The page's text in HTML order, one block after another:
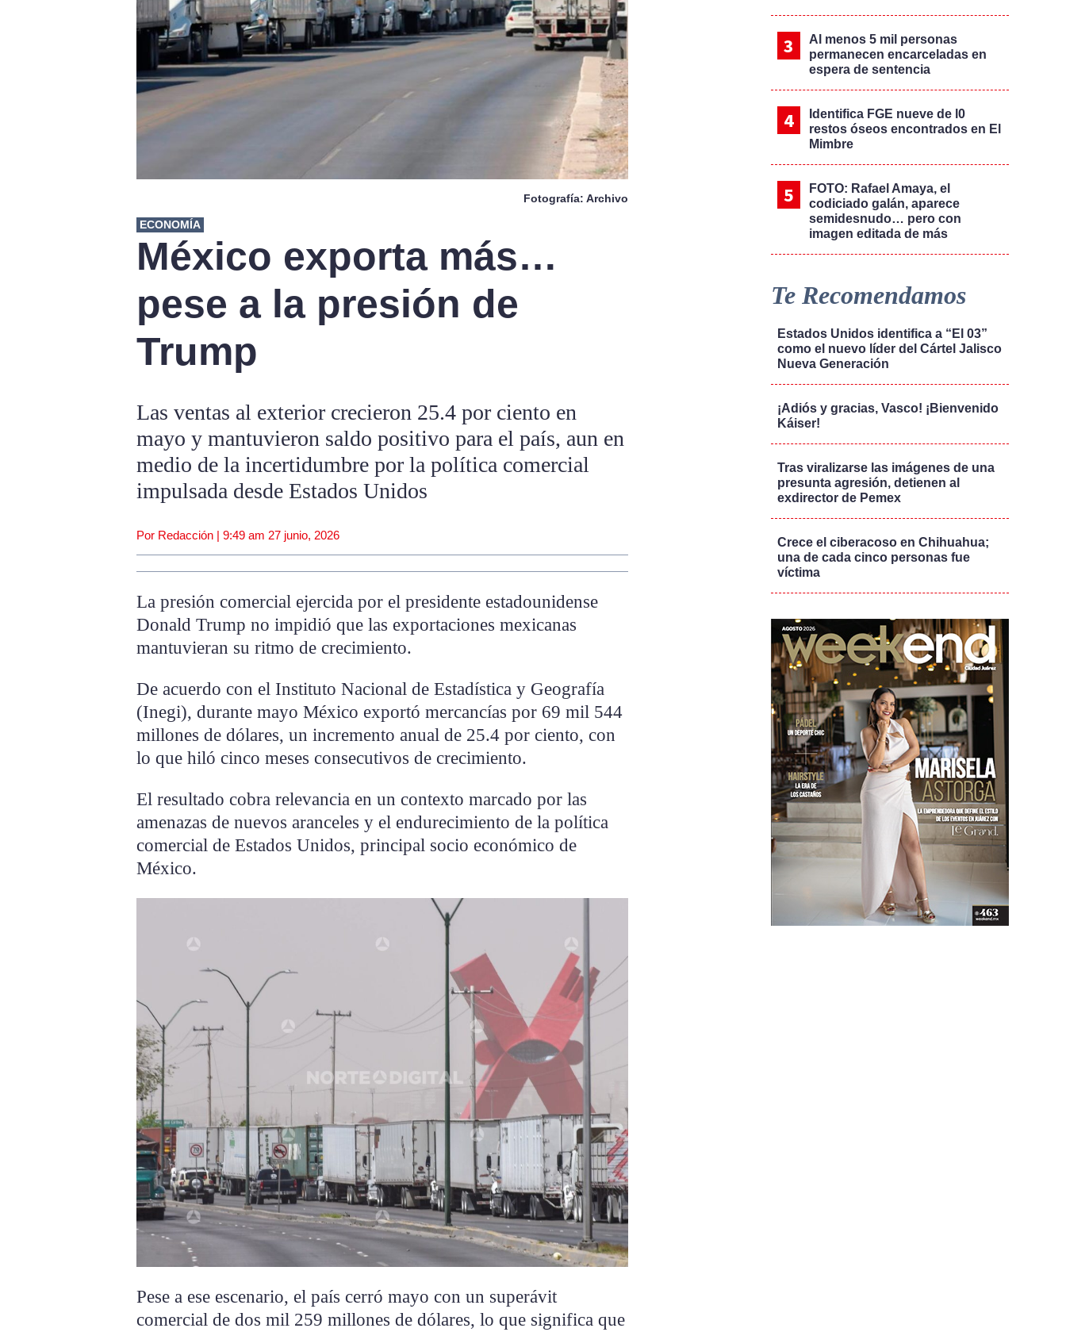
Fotografía: Archivo
ECONOMÍA
México exporta más…
pese a la presión de
Trump
Las ventas al exterior crecieron 25.4 por ciento en
mayo y mantuvieron saldo positivo para el país, aun en
medio de la incertidumbre por la política comercial
impulsada desde Estados Unidos
Por Redacción | 9:49 am 27 junio, 2026
La presión comercial ejercida por el presidente estadounidense
Donald Trump no impidió que las exportaciones mexicanas
mantuvieran su ritmo de crecimiento.
De acuerdo con el Instituto Nacional de Estadística y Geografía
(Inegi), durante mayo México exportó mercancías por 69 mil 544
millones de dólares, un incremento anual de 25.4 por ciento, con
lo que hiló cinco meses consecutivos de crecimiento.
El resultado cobra relevancia en un contexto marcado por las
amenazas de nuevos aranceles y el endurecimiento de la política
comercial de Estados Unidos, principal socio económico de
México.
Pese a ese escenario, el país cerró mayo con un superávit
comercial de dos mil 259 millones de dólares, lo que significa que
Al menos 5 mil personas
permanecen encarceladas en
espera de sentencia
Identifica FGE nueve de l0
restos óseos encontrados en El
Mimbre
FOTO: Rafael Amaya, el
codiciado galán, aparece
semidesnudo… pero con
imagen editada de más
Te Recomendamos
Estados Unidos identifica a “El 03”
como el nuevo líder del Cártel Jalisco
Nueva Generación
¡Adiós y gracias, Vasco! ¡Bienvenido
Káiser!
Tras viralizarse las imágenes de una
presunta agresión, detienen al
exdirector de Pemex
Crece el ciberacoso en Chihuahua;
una de cada cinco personas fue
víctima